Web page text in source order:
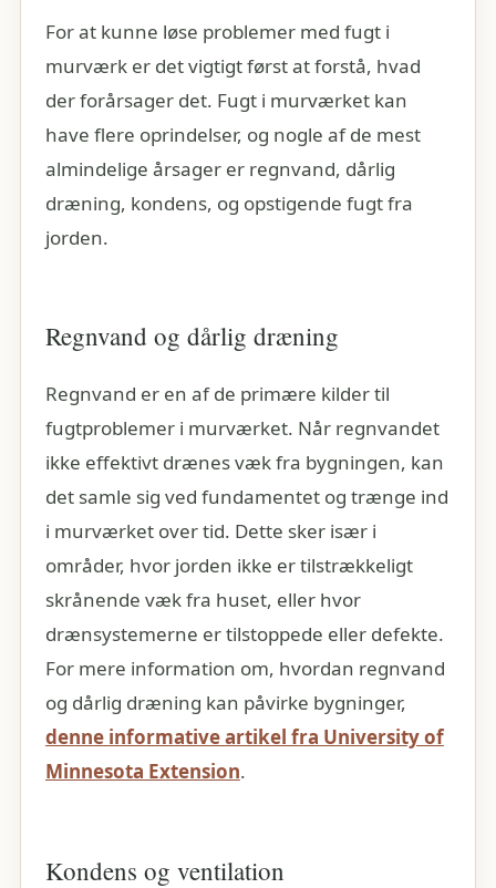
For at kunne løse problemer med fugt i
murværk er det vigtigt først at forstå, hvad
der forårsager det. Fugt i murværket kan
have flere oprindelser, og nogle af de mest
almindelige årsager er regnvand, dårlig
dræning, kondens, og opstigende fugt fra
jorden.
Regnvand og dårlig dræning
Regnvand er en af de primære kilder til
fugtproblemer i murværket. Når regnvandet
ikke effektivt drænes væk fra bygningen, kan
det samle sig ved fundamentet og trænge ind
i murværket over tid. Dette sker især i
områder, hvor jorden ikke er tilstrækkeligt
skrånende væk fra huset, eller hvor
drænsystemerne er tilstoppede eller defekte.
For mere information om, hvordan regnvand
og dårlig dræning kan påvirke bygninger,
denne informative artikel fra University of
Minnesota Extension.
Kondens og ventilation